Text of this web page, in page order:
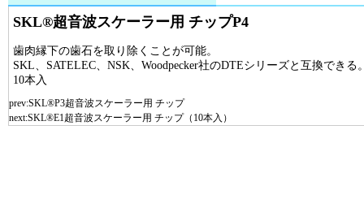
SKL®超音波スケーラー用 チップP4
歯肉縁下の歯石を取り除くことが可能。
SKL、SATELEC、NSK、Woodpecker社のDTEシリーズと互換できる
10本入
prev:SKL®P3超音波スケーラー用 チップ
next:SKL®E1超音波スケーラー用 チップ（10本入）